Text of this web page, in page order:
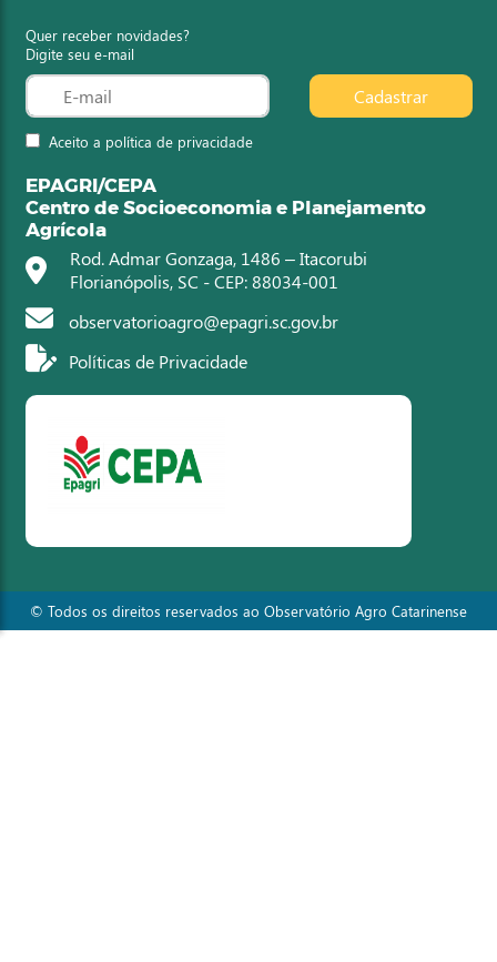
Quer receber novidades?
Digite seu e-mail
Aceito a política de privacidade
Cadastrar
EPAGRI/CEPA
Centro de Socioeconomia e Planejamento
Agrícola
Rod. Admar Gonzaga, 1486 – Itacorubi
Florianópolis, SC - CEP: 88034-001
observatorioagro@epagri.sc.gov.br
Políticas de Privacidade
© Todos os direitos reservados ao Observatório Agro Catarinense